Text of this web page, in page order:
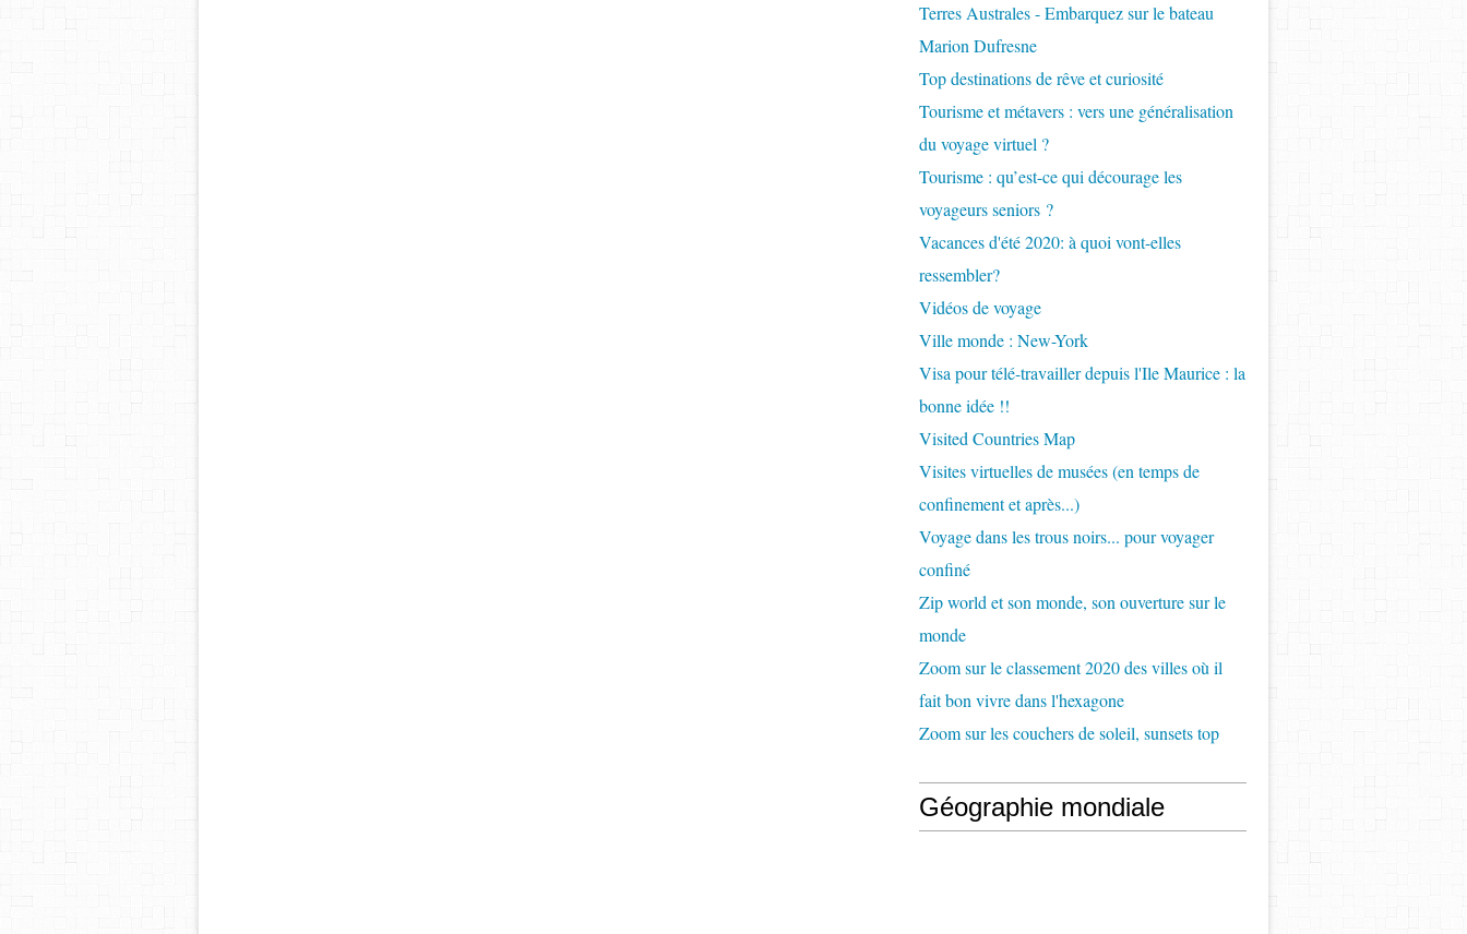
Terres Australes - Embarquez sur le bateau
Marion Dufresne
Top destinations de rêve et curiosité
Tourisme et métavers : vers une généralisation
du voyage virtuel ?
Tourisme : qu’est-ce qui décourage les
voyageurs seniors ?
Vacances d'été 2020: à quoi vont-elles
ressembler?
Vidéos de voyage
Ville monde : New-York
Visa pour télé-travailler depuis l'Ile Maurice : la
bonne idée !!
Visited Countries Map
Visites virtuelles de musées (en temps de
confinement et après...)
Voyage dans les trous noirs... pour voyager
confiné
Zip world et son monde, son ouverture sur le
monde
Zoom sur le classement 2020 des villes où il
fait bon vivre dans l'hexagone
Zoom sur les couchers de soleil, sunsets top
Géographie mondiale